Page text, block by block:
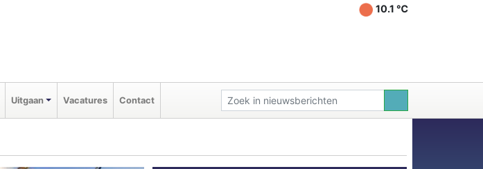
10.1 ℃
Uitgaan Vacatures Contact